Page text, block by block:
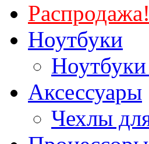
Распродажа!
Ноутбуки
Аксессуары
Чехлы